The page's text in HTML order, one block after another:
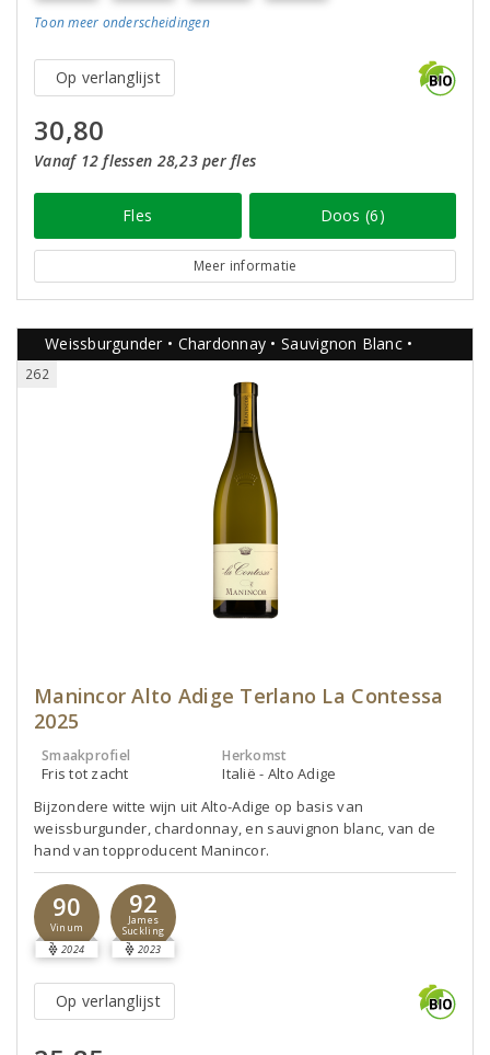
Toon meer onderscheidingen
Op verlanglijst
30,80
Vanaf 12 flessen 28,23 per fles
Fles Doos (6)
Meer informatie
Weissburgunder • Chardonnay • Sauvignon Blanc •
262
Manincor Alto Adige Terlano La Contessa
2025
Smaakprofiel
Fris tot zacht
Herkomst
Italië - Alto Adige
Bijzondere witte wijn uit Alto-Adige op basis van
weissburgunder, chardonnay, en sauvignon blanc, van de
hand van topproducent Manincor.
90
Vinum
2024
92
James
Suckling
2023
Op verlanglijst